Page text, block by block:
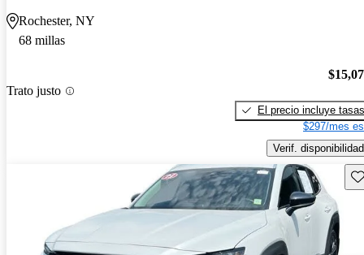
Rochester, NY
68 millas
Trato justo
El precio incluye tasas
$297/mes
Verif. disponibilidad